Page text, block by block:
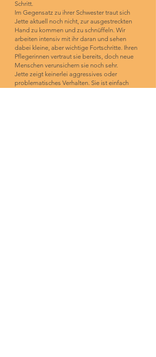
Schritt.
Im Gegensatz zu ihrer Schwester traut sich
Jette aktuell noch nicht, zur ausgestreckten
Hand zu kommen und zu schnüffeln. Wir
arbeiten intensiv mit ihr daran und sehen
dabei kleine, aber wichtige Fortschritte. Ihren
Pflegerinnen vertraut sie bereits, doch neue
Menschen verunsichern sie noch sehr.
Jette zeigt keinerlei aggressives oder
problematisches Verhalten. Sie ist einfach